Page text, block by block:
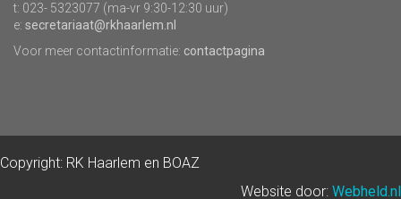
t: 023- 5323077 (ma-vr 9:30-12:30 uur)
e: secretariaat@rkhaarlem.nl
Voor meer contactinformatie: contactpagina
Copyright: RK Haarlem en BOAZ
Website door: Webheld.nl